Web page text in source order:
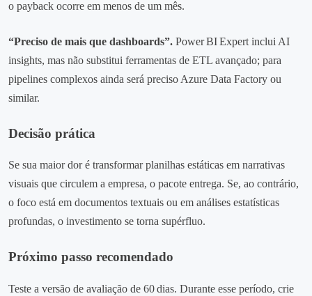
o payback ocorre em menos de um mês.
“Preciso de mais que dashboards”. Power BI Expert inclui AI
insights, mas não substitui ferramentas de ETL avançado; para
pipelines complexos ainda será preciso Azure Data Factory ou
similar.
Decisão prática
Se sua maior dor é transformar planilhas estáticas em narrativas
visuais que circulem a empresa, o pacote entrega. Se, ao contrário,
o foco está em documentos textuais ou em análises estatísticas
profundas, o investimento se torna supérfluo.
Próximo passo recomendado
Teste a versão de avaliação de 60 dias. Durante esse período, crie